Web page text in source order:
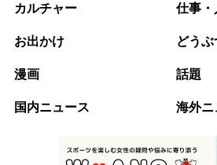
カルチャー 仕事・
お出かけ どうぶ
漫画 話題
国内ニュース 海外ニ